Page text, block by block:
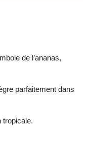
de l’ananas,
parfaitement dans
tropicale.